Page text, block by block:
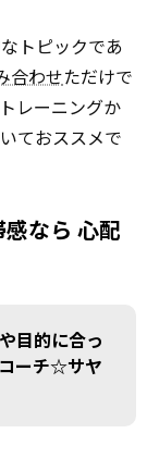
トピックであ
合わせただけで
レーニングか
ておススメで
なら 心配
目的に合っ
ーチ☆サヤ